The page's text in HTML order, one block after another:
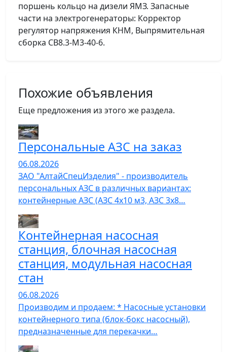
поршень кольцо на дизели ЯМЗ. Запасные
части на электрогенераторы: Корректор
регулятор напряжения КНМ, Выпрямительная
сборка СВ8.3-М3-40-6.
Похожие объявления
Еще предложения из этого же раздела.
Персональные АЗС на заказ
06.08.2026
ЗАО "АлтайСпецИзделия" - производитель
персональных АЗС в различных вариантах:
контейнерные АЗС (АЗС 4х10 м3, АЗС 3х8…
Контейнерная насосная
станция, блочная насосная
станция, модульная насосная
стан
06.08.2026
Производим и продаем: * Насосные установки
контейнерного типа (блок-бокс насосный),
предназначенные для перекачки…